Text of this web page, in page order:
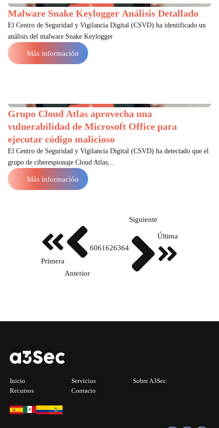
Malware Snake Keylogger Análisis Detallado
El Centro de Seguridad y Vigilancia Digital (CSVD) ha identificado un
análisis del malware Snake Keylogger
Más información
Grupo Cloud Atlas aprovecha una
vulnerabilidad de Microsoft Office para
ejecutar código malicioso
El Centro de Seguridad y Vigilancia Digital (CSVD) ha detectado que el
grupo de ciberespionaje Cloud Atlas,...
Más información
Primera
Anterior
6061626364
Siguiente
Última
Inicio Servicios
Sobre A3Sec
Recursos
Contacto